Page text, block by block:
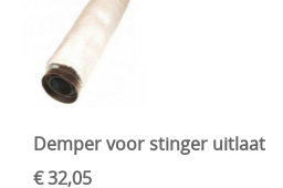
Demper voor stinger uitlaat
€ 32,05